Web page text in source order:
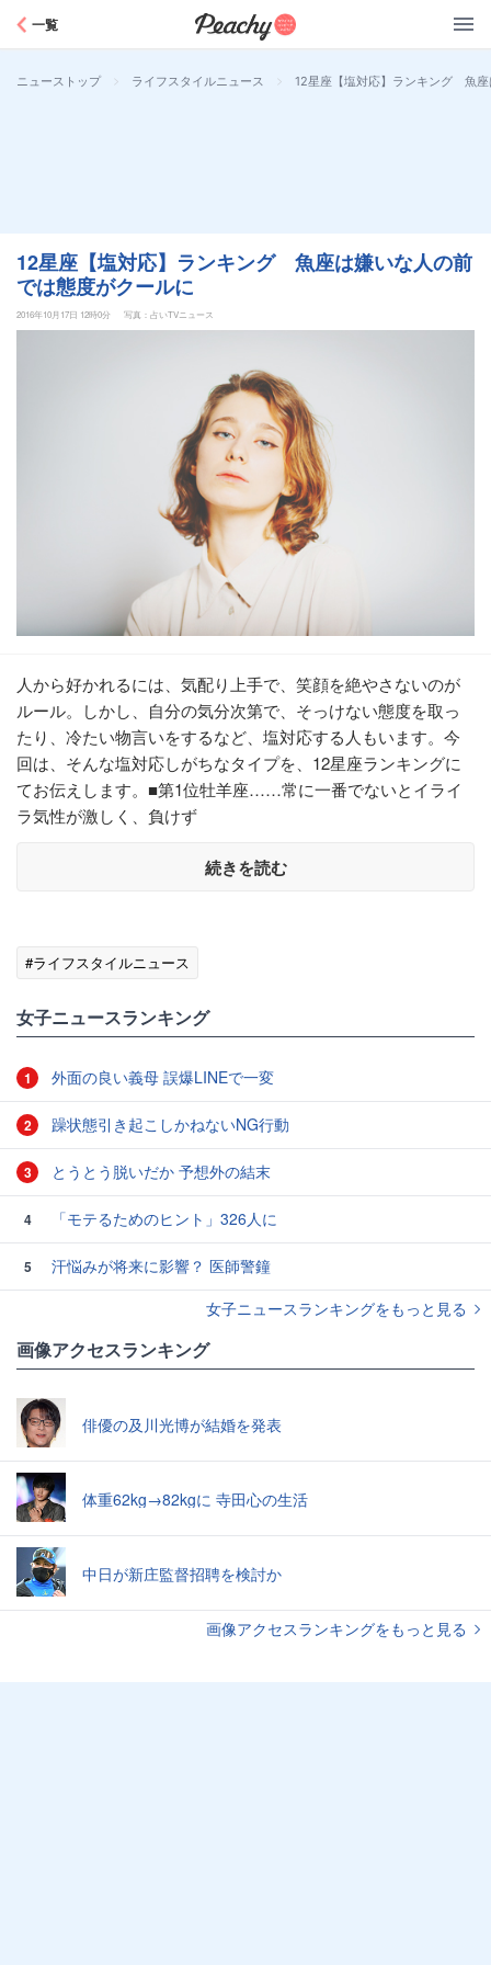
一覧
ニューストップ > ライフスタイルニュース > 12星座【塩対応】ランキング 魚
12星座【塩対応】ランキング 魚座は嫌いな人の前
では態度がクールに
2016年10月17日 12時0分 写真：占いTVニュース
人から好かれるには、気配り上手で、笑顔を絶やさないのが
ルール。しかし、自分の気分次第で、そっけない態度を取っ
たり、冷たい物言いをするなど、塩対応する人もいます。今
回は、そんな塩対応しがちなタイプを、12星座ランキングに
てお伝えします。■第1位牡羊座……常に一番でないとイライ
ラ気性が激しく、負けず
続きを読む
#ライフスタイルニュース
女子ニュースランキング
1 外面の良い義母 誤爆LINEで一変
2 躁状態引き起こしかねないNG行動
3 とうとう脱いだか 予想外の結末
4 「モテるためのヒント」326人に
5
汗悩みが将来に影響？ 医師警鐘
女子ニュースランキングをもっと見る
画像アクセスランキング
俳優の及川光博が結婚を発表
体重62kg→82kgに 寺田心の生活
中日が新庄監督招聘を検討か
画像アクセスランキングをもっと見る